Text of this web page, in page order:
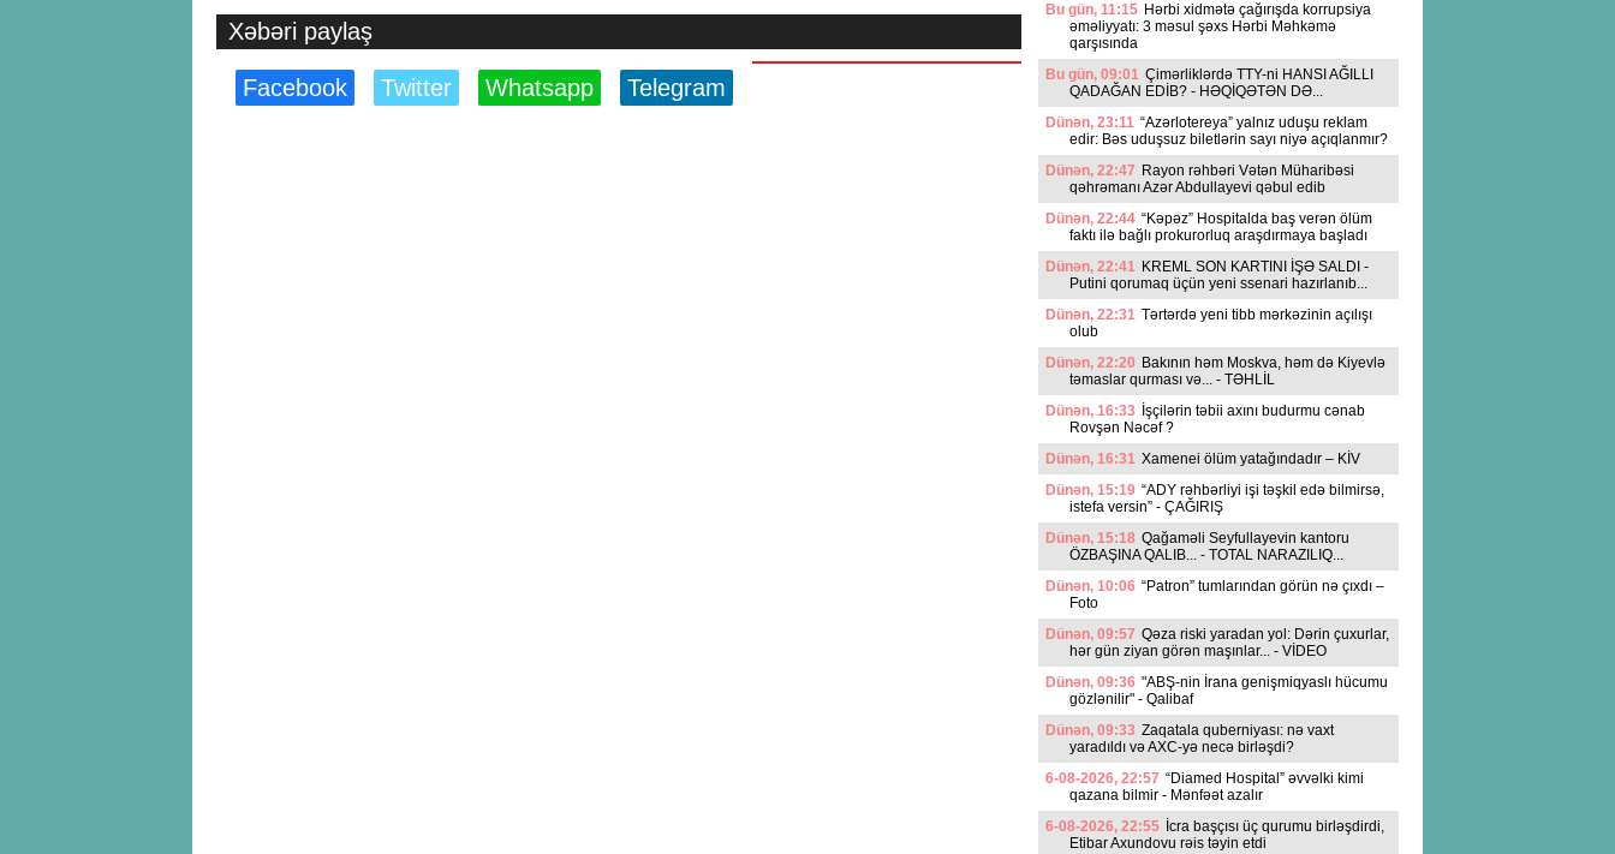
Xəbəri paylaş
Facebook Twitter Whatsapp Telegram
Bu gün, 11:15 Hərbi xidmətə çağırışda korrupsiya
əməliyyatı: 3 məsul şəxs Hərbi Məhkəmə
qarşısında
Bu gün, 09:01 Çimərliklərdə TTY-ni HANSI AĞILLI
QADAĞAN EDİB? - HƏQİQƏTƏN DƏ...
Dünən, 23:11 “Azərlotereya” yalnız uduşu reklam
edir: Bəs uduşsuz biletlərin sayı niyə açıqlanmır?
Dünən, 22:47 Rayon rəhbəri Vətən Müharibəsi
qəhrəmanı Azər Abdullayevi qəbul edib
Dünən, 22:44 “Kəpəz” Hospitalda baş verən ölüm
faktı ilə bağlı prokurorluq araşdırmaya başladı
Dünən, 22:41 KREML SON KARTINI İŞƏ SALDI -
Putini qorumaq üçün yeni ssenari hazırlanıb...
Dünən, 22:31 Tərtərdə yeni tibb mərkəzinin açılışı
olub
Dünən, 22:20 Bakının həm Moskva, həm də Kiyevlə
təmaslar qurması və... - TƏHLİL
Dünən, 16:33 İşçilərin təbii axını budurmu cənab
Rovşən Nəcəf ?
Dünən, 16:31 Xamenei ölüm yatağındadır – KİV
Dünən, 15:19 “ADY rəhbərliyi işi təşkil edə bilmirsə,
istefa versin” - ÇAĞIRIŞ
Dünən, 15:18 Qağaməli Seyfullayevin kantoru
ÖZBAŞINA QALIB... - TOTAL NARAZILIQ...
Dünən, 10:06 “Patron” tumlarından görün nə çıxdı –
Foto
Dünən, 09:57 Qəza riski yaradan yol: Dərin çuxurlar,
hər gün ziyan görən maşınlar... - VİDEO
Dünən, 09:36 "ABŞ-nin İrana genişmiqyaslı hücumu
gözlənilir" - Qalibaf
Dünən, 09:33 Zaqatala quberniyası: nə vaxt
yaradıldı və AXC-yə necə birləşdi?
6-08-2026, 22:57 “Diamed Hospital” əvvəlki kimi
qazana bilmir - Mənfəət azalır
6-08-2026, 22:55 İcra başçısı üç qurumu birləşdirdi,
Etibar Axundovu rəis təyin etdi